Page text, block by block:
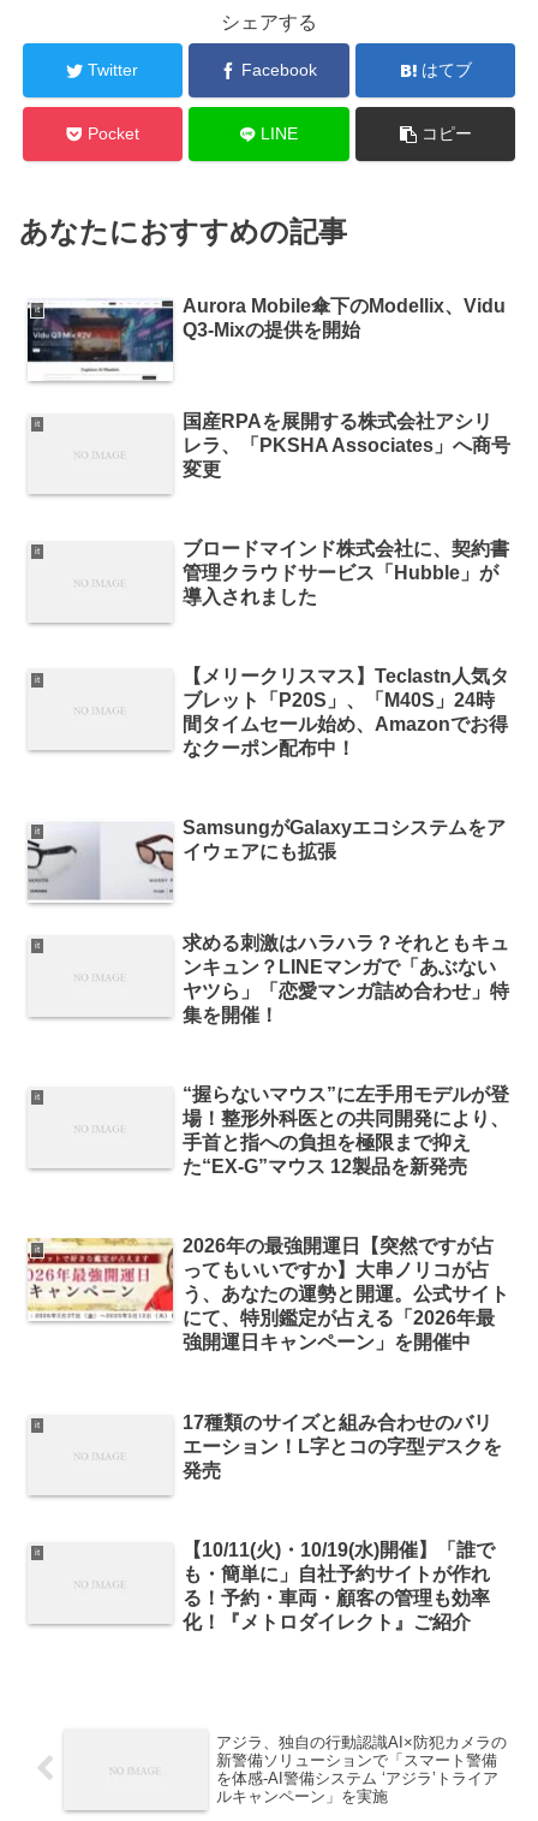
シェアする
Twitter Facebook はてブ
Pocket LINE コピー
あなたにおすすめの記事
it
Aurora Mobile傘下のModellix、Vidu
Q3-Mixの提供を開始
it
国産RPAを展開する株式会社アシリ
レラ、「PKSHA Associates」へ商号
変更
it
ブロードマインド株式会社に、契約書
管理クラウドサービス「Hubble」が
導入されました
it
【メリークリスマス】Teclastn人気タ
ブレット「P20S」、「M40S」24時
間タイムセール始め、Amazonでお得
なクーポン配布中！
it
SamsungがGalaxyエコシステムをア
イウェアにも拡張
it
求める刺激はハラハラ？それともキュ
ンキュン？LINEマンガで「あぶない
ヤツら」「恋愛マンガ詰め合わせ」特
集を開催！
it
“握らないマウス”に左手用モデルが登
場！整形外科医との共同開発により、
手首と指への負担を極限まで抑え
た“EX-G”マウス 12製品を新発売
it
2026年の最強開運日【突然ですが占
ってもいいですか】大串ノリコが占
う、あなたの運勢と開運。公式サイト
にて、特別鑑定が占える「2026年最
強開運日キャンペーン」を開催中
it
17種類のサイズと組み合わせのバリ
エーション！L字とコの字型デスクを
発売
it
【10/11(火)・10/19(水)開催】「誰で
も・簡単に」自社予約サイトが作れ
る！予約・車両・顧客の管理も効率
化！『メトロダイレクト』ご紹介
アジラ、独自の行動認識AI×防犯カメラの
新警備ソリューションで「スマート警備
を体感-AI警備システム ‘アジラ’トライア
ルキャンペーン」を実施